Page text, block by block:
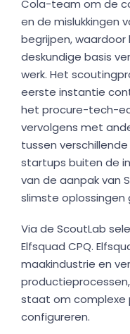
Cola-team om de
en de mislukkingen
begrijpen,
deskundige basis
werk. Het
eerste instantie
het procure-tech-
vervolgens met
tussen
startups buiten de
van de aanpak van
slimste oplossingen
Via de ScoutLab
Elfsquad CPQ.
maakindustrie en
staat om
configureren.